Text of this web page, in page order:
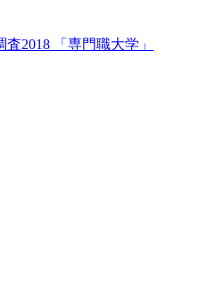
2018 「専門職大学」